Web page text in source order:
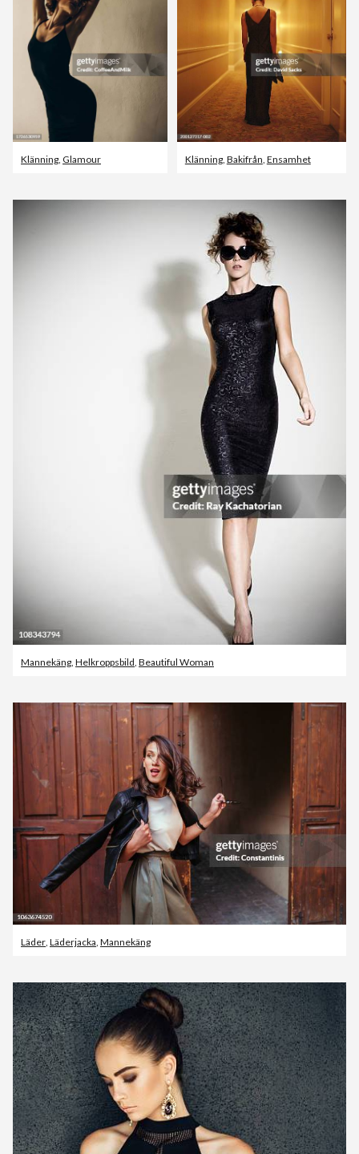
Klänning, Glamour Klänning, Bakifrån, Ensamhet
Mannekäng Helkroppsbild Beautiful Woman
Läder, Läderjacka, Mannekäng